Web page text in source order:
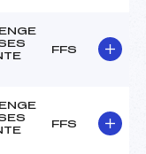
FFS
FFS